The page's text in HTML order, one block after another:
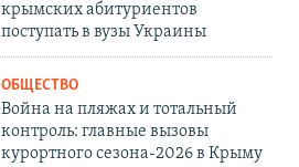
крымских абитуриентов
поступать в вузы Украины
ОБЩЕСТВО
Война на пляжах и тотальный
контроль: главные вызовы
курортного сезона-2026 в Крыму